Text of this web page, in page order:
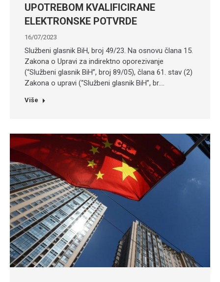
UPOTREBOM KVALIFICIRANE
ELEKTRONSKE POTVRDE
16/07/2023
Službeni glasnik BiH, broj 49/23. Na osnovu člana 15.
Zakona o Upravi za indirektno oporezivanje
(“Službeni glasnik BiH”, broj 89/05), člana 61. stav (2)
Zakona o upravi (“Službeni glasnik BiH”, br.…
Više